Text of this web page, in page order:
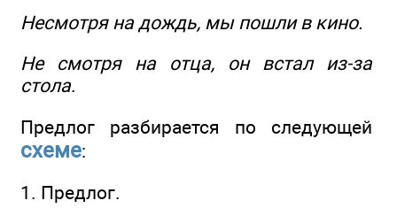
Несмотря на дождь, мы пошли в кино.
Не смотря на отца, он встал из-за
стола.
Предлог разбирается по следующей
схеме:
1. Предлог.